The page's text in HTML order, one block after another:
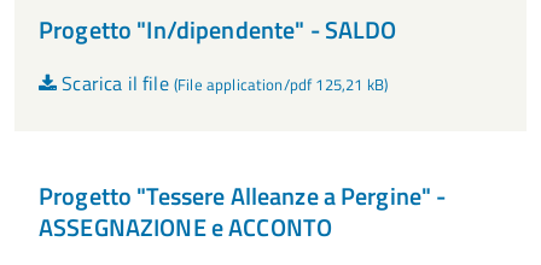
Progetto "In/dipendente" - SALDO
Scarica il file (File application/pdf 125,21 kB)
Progetto "Tessere Alleanze a Pergine" -
ASSEGNAZIONE e ACCONTO